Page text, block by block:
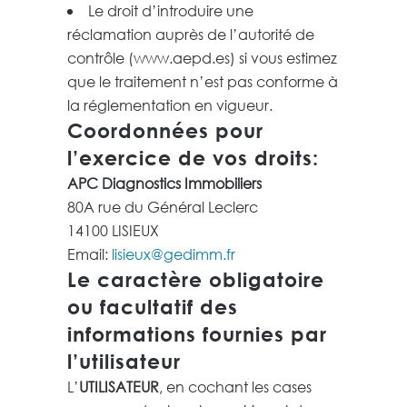
Le droit d’introduire une
réclamation auprès de l’autorité de
contrôle (www.aepd.es) si vous estimez
que le traitement n’est pas conforme à
la réglementation en vigueur.
Coordonnées pour
l’exercice de vos droits:
APC Diagnostics Immobiliers
80A rue du Général Leclerc
14100 LISIEUX
Email: lisieux@gedimm.fr
Le caractère obligatoire
ou facultatif des
informations fournies par
l’utilisateur
L’UTILISATEUR, en cochant les cases